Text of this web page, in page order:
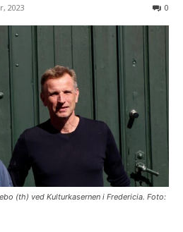
2023 0
(th) ved Kulturkasernen i Fredericia. Foto: